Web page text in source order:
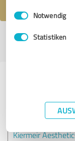
Impressum
Einwilligungsauswahl
Notwendig
Statistiken
Profil aktiv seit
Kiermeir